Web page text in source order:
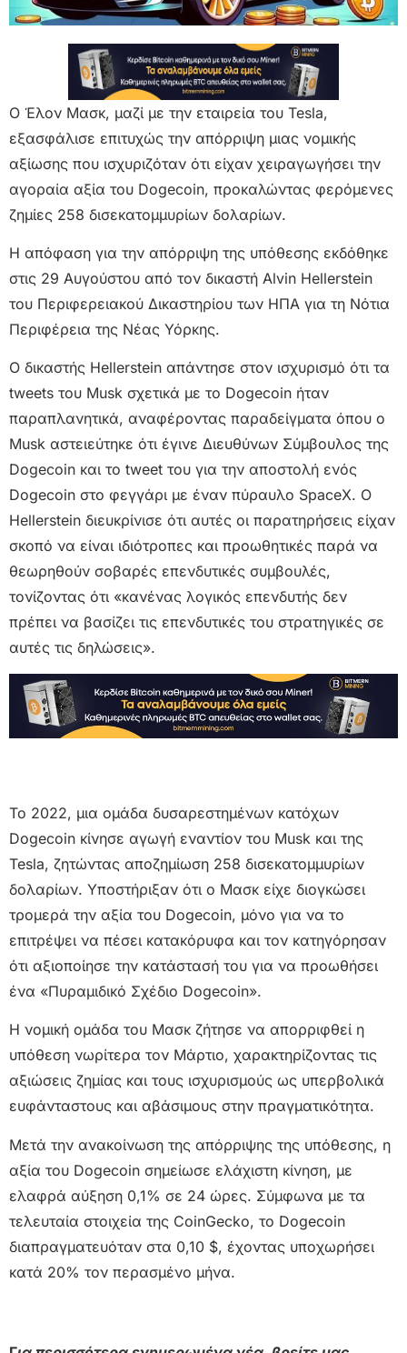
Ο Έλον Μασκ, μαζί με την εταιρεία του Tesla,
εξασφάλισε επιτυχώς την απόρριψη μιας νομικής
αξίωσης που ισχυριζόταν ότι είχαν χειραγωγήσει την
αγοραία αξία του Dogecoin, προκαλώντας φερόμενες
ζημίες 258 δισεκατομμυρίων δολαρίων.
Η απόφαση για την απόρριψη της υπόθεσης εκδόθηκε
στις 29 Αυγούστου από τον δικαστή Alvin Hellerstein
του Περιφερειακού Δικαστηρίου των ΗΠΑ για τη Νότια
Περιφέρεια της Νέας Υόρκης.
Ο δικαστής Hellerstein απάντησε στον ισχυρισμό ότι τα
tweets του Musk σχετικά με το Dogecoin ήταν
παραπλανητικά, αναφέροντας παραδείγματα όπου ο
Musk αστειεύτηκε ότι έγινε Διευθύνων Σύμβουλος της
Dogecoin και το tweet του για την αποστολή ενός
Dogecoin στο φεγγάρι με έναν πύραυλο SpaceX. Ο
Hellerstein διευκρίνισε ότι αυτές οι παρατηρήσεις είχαν
σκοπό να είναι ιδιότροπες και προωθητικές παρά να
θεωρηθούν σοβαρές επενδυτικές συμβουλές,
τονίζοντας ότι «κανένας λογικός επενδυτής δεν
πρέπει να βασίζει τις επενδυτικές του στρατηγικές σε
αυτές τις δηλώσεις».
Το 2022, μια ομάδα δυσαρεστημένων κατόχων
Dogecoin κίνησε αγωγή εναντίον του Musk και της
Tesla, ζητώντας αποζημίωση 258 δισεκατομμυρίων
δολαρίων. Υποστήριξαν ότι ο Μασκ είχε διογκώσει
τρομερά την αξία του Dogecoin, μόνο για να το
επιτρέψει να πέσει κατακόρυφα και τον κατηγόρησαν
ότι αξιοποίησε την κατάστασή του για να προωθήσει
ένα «Πυραμιδικό Σχέδιο Dogecoin».
Η νομική ομάδα του Μασκ ζήτησε να απορριφθεί η
υπόθεση νωρίτερα τον Μάρτιο, χαρακτηρίζοντας τις
αξιώσεις ζημίας και τους ισχυρισμούς ως υπερβολικά
ευφάνταστους και αβάσιμους στην πραγματικότητα.
Μετά την ανακοίνωση της απόρριψης της υπόθεσης, η
αξία του Dogecoin σημείωσε ελάχιστη κίνηση, με
ελαφρά αύξηση 0,1% σε 24 ώρες. Σύμφωνα με τα
τελευταία στοιχεία της CoinGecko, το Dogecoin
διαπραγματευόταν στα 0,10 $, έχοντας υποχωρήσει
κατά 20% τον περασμένο μήνα.